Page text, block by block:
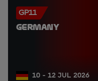
GP11
GERMANY
10 - 12 JUL 2026